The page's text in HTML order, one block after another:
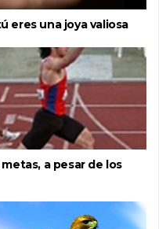
eres una joya valiosa
a pesar de los